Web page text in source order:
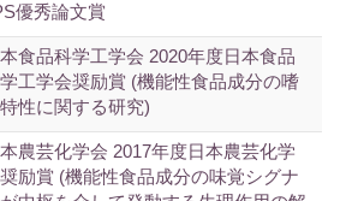
優秀論文賞
食品科学工学会 2020年度日本食品
工学会奨励賞 (機能性食品成分の嗜
性に関する研究)
農芸化学会 2017年度日本農芸化学
励賞 (機能性食品成分の味覚シグナ